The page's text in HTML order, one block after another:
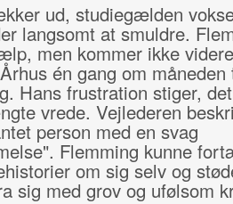
ud, studiegælden
langsomt at smuldre.
men kommer ikke
én gang om måneden
Hans frustration stiger,
vrede. Vejlederen
person med en svag
Flemming kunne
om sig selv og
sig med grov og ufølsom